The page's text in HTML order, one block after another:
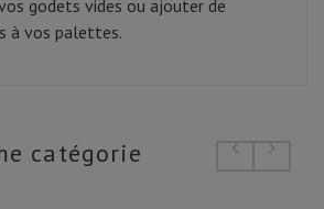
godets vides ou ajouter de
à vos palettes.
catégorie